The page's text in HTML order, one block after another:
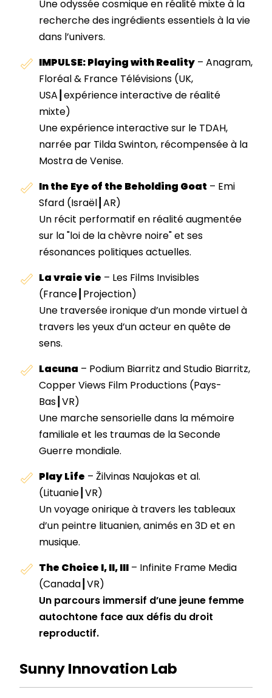
Une odyssée cosmique en réalité mixte à la
recherche des ingrédients essentiels à la vie
dans l’univers.
IMPULSE: Playing with Reality – Anagram,
Floréal & France Télévisions (UK,
USA┃expérience interactive de réalité
mixte)
Une expérience interactive sur le TDAH,
narrée par Tilda Swinton, récompensée à la
Mostra de Venise.
In the Eye of the Beholding Goat – Emi
Sfard (Israël┃AR)
Un récit performatif en réalité augmentée
sur la "loi de la chèvre noire" et ses
résonances politiques actuelles.
La vraie vie – Les Films Invisibles
(France┃Projection)
Une traversée ironique d’un monde virtuel à
travers les yeux d’un acteur en quête de
sens.
Lacuna – Podium Biarritz and Studio Biarritz,
Copper Views Film Productions (Pays-
Bas┃VR)
Une marche sensorielle dans la mémoire
familiale et les traumas de la Seconde
Guerre mondiale.
Play Life – Žilvinas Naujokas et al.
(Lituanie┃VR)
Un voyage onirique à travers les tableaux
d’un peintre lituanien, animés en 3D et en
musique.
The Choice I, II, III – Infinite Frame Media
(Canada┃VR)
Un parcours immersif d’une jeune femme
autochtone face aux défis du droit
reproductif.
Sunny Innovation Lab